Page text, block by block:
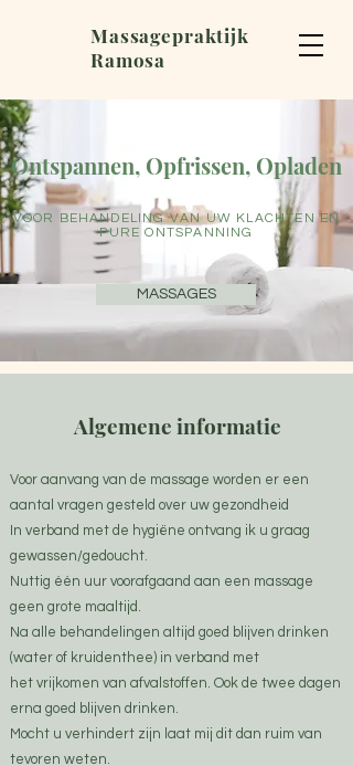
Massagepraktijk
Ramosa
Ontspannen, Opfrissen, Opladen
VOOR BEHANDELING VAN UW KLACHTEN EN
PURE ONTSPANNING
MASSAGES
Algemene informatie
Voor aanvang van de massage worden er een
aantal vragen gesteld over uw gezondheid
In verband met de hygiëne ontvang ik u graag
gewassen/gedoucht.
Nuttig één uur voorafgaand aan een massage
geen grote maaltijd.
Na alle behandelingen altijd goed blijven drinken
(water of kruidenthee) in verband met
het vrijkomen van afvalstoffen. Ook de twee dagen
erna goed blijven drinken.
Mocht u verhindert zijn laat mij dit dan ruim van
tevoren weten.